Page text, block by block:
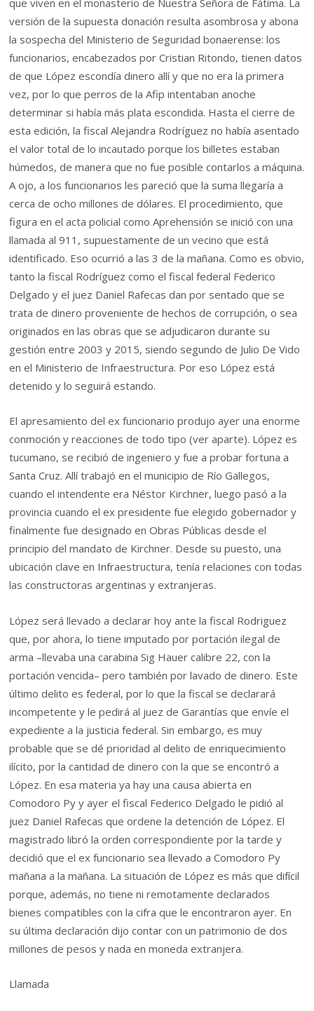
que viven en el monasterio de Nuestra Señora de Fátima. La
versión de la supuesta donación resulta asombrosa y abona
la sospecha del Ministerio de Seguridad bonaerense: los
funcionarios, encabezados por Cristian Ritondo, tienen datos
de que López escondía dinero allí y que no era la primera
vez, por lo que perros de la Afip intentaban anoche
determinar si había más plata escondida. Hasta el cierre de
esta edición, la fiscal Alejandra Rodríguez no había asentado
el valor total de lo incautado porque los billetes estaban
húmedos, de manera que no fue posible contarlos a máquina.
A ojo, a los funcionarios les pareció que la suma llegaría a
cerca de ocho millones de dólares. El procedimiento, que
figura en el acta policial como Aprehensión se inició con una
llamada al 911, supuestamente de un vecino que está
identificado. Eso ocurrió a las 3 de la mañana. Como es obvio,
tanto la fiscal Rodríguez como el fiscal federal Federico
Delgado y el juez Daniel Rafecas dan por sentado que se
trata de dinero proveniente de hechos de corrupción, o sea
originados en las obras que se adjudicaron durante su
gestión entre 2003 y 2015, siendo segundo de Julio De Vido
en el Ministerio de Infraestructura. Por eso López está
detenido y lo seguirá estando.
El apresamiento del ex funcionario produjo ayer una enorme
conmoción y reacciones de todo tipo (ver aparte). López es
tucumano, se recibió de ingeniero y fue a probar fortuna a
Santa Cruz. Allí trabajó en el municipio de Río Gallegos,
cuando el intendente era Néstor Kirchner, luego pasó a la
provincia cuando el ex presidente fue elegido gobernador y
finalmente fue designado en Obras Públicas desde el
principio del mandato de Kirchner. Desde su puesto, una
ubicación clave en Infraestructura, tenía relaciones con todas
las constructoras argentinas y extranjeras.
López será llevado a declarar hoy ante la fiscal Rodriguez
que, por ahora, lo tiene imputado por portación ilegal de
arma –llevaba una carabina Sig Hauer calibre 22, con la
portación vencida– pero también por lavado de dinero. Este
último delito es federal, por lo que la fiscal se declarará
incompetente y le pedirá al juez de Garantías que envíe el
expediente a la justicia federal. Sin embargo, es muy
probable que se dé prioridad al delito de enriquecimiento
ilícito, por la cantidad de dinero con la que se encontró a
López. En esa materia ya hay una causa abierta en
Comodoro Py y ayer el fiscal Federico Delgado le pidió al
juez Daniel Rafecas que ordene la detención de López. El
magistrado libró la orden correspondiente por la tarde y
decidió que el ex funcionario sea llevado a Comodoro Py
mañana a la mañana. La situación de López es más que difícil
porque, además, no tiene ni remotamente declarados
bienes compatibles con la cifra que le encontraron ayer. En
su última declaración dijo contar con un patrimonio de dos
millones de pesos y nada en moneda extranjera.
Llamada